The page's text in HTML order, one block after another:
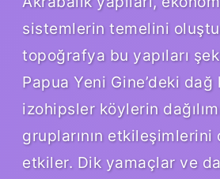
sistemlerin temelini
topoğrafya bu yapıları
Papua Yeni Gine’deki
izohipsler köylerin
gruplarının etkileşimlerini
etkiler. Dik yamaçlar ve